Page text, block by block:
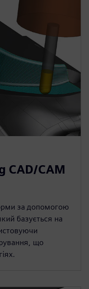
CAD/CAM
за допомогою
базується на
що